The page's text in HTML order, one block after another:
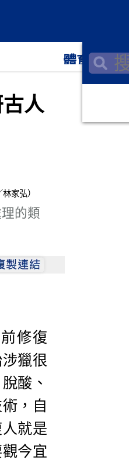
體育
人
的類
修復
獵很
酸、
，自
就是
今宜